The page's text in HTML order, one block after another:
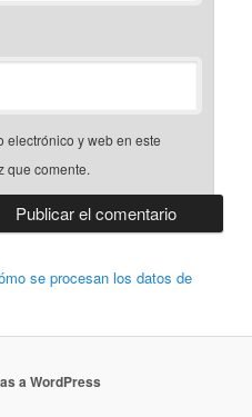
electrónico y web en este
que comente.
se procesan los datos de
a WordPress